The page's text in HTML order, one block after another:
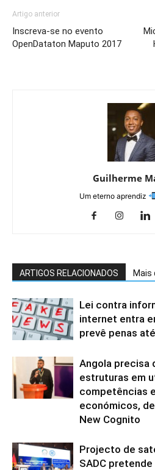
Artigo anterior
Inscreva-se no evento
OpenDataton Maputo 2017
Guilherme
Um eterno aprendiz
ARTIGOS RELACIONADOS Mais
Lei contra
internet entra
prevê penas
Angola precisa
estruturas em
competências
económicos,
New Cognito
Projecto de
SADC